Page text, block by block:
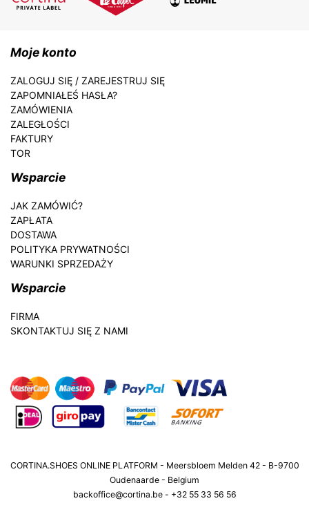
Moje konto
ZALOGUJ SIĘ / ZAREJESTRUJ SIĘ
ZAPOMNIAŁEŚ HASŁA?
ZAMÓWIENIA
ZALEGŁOŚCI
FAKTURY
TOR
Wsparcie
JAK ZAMÓWIĆ?
ZAPŁATA
DOSTAWA
POLITYKA PRYWATNOŚCI
WARUNKI SPRZEDAŻY
Wsparcie
FIRMA
SKONTAKTUJ SIĘ Z NAMI
CORTINA.SHOES ONLINE PLATFORM - Meersbloem Melden 42 - B-9700
Oudenaarde - Belgium
backoffice@cortina.be - +32 55 33 56 56